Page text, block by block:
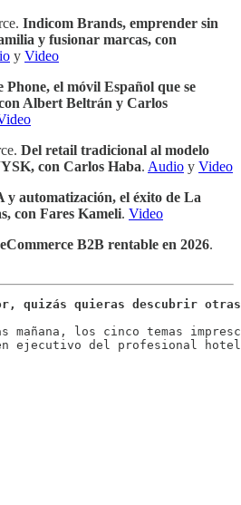
Indicom Brands, emprender sin
y fusionar marcas, con
y Video
Phone, el móvil Español que se
Albert Beltrán y Carlos
Del retail tradicional al modelo
con Carlos Haba. Audio y Video
y automatización, el éxito de La
con Fares Kameli. Video
B2B rentable en 2026.
quizás quieras descubrir
mañana, los cinco temas
ejecutivo del profesional